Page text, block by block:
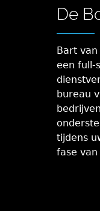
De
Bart van
een full-
bureau
tijdens
fase